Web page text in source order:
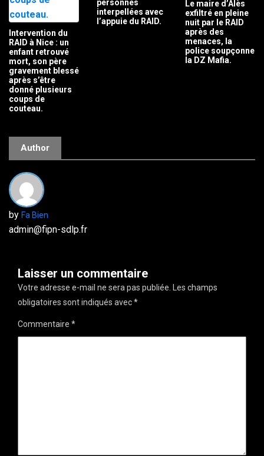
Intervention du
RAID à Nice : un
enfant retrouvé
mort, son père
gravement blessé
après s’être
donné plusieurs
coups de
couteau.
personnes
interpellées avec
l’appuie du RAID.
Le maire d’Alès
exfiltré en pleine
nuit par le RAID
après des
menaces, la
police soupçonne
la DZ Mafia.
Author
by Fa Bien
admin@fipn-sdlp.fr
Laisser un commentaire
Votre adresse e-mail ne sera pas publiée. Les champs
obligatoires sont indiqués avec*
Commentaire *